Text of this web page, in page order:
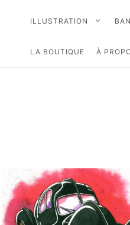
ILLUSTRATION
LA BOUTIQUE À